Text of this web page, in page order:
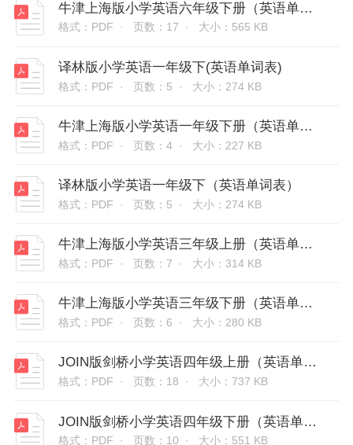
牛津上海版小学英语六年级下册（英语单词表)
格式：PDF · 页数：17 · 大小：565 KB
译林版小学英语一年级下(英语单词表)
格式：PDF · 页数：5 · 大小：274 KB
牛津上海版小学英语一年级下册（英语单词表）
格式：PDF · 页数：4 · 大小：227 KB
译林版小学英语一年级下（英语单词表）
格式：PDF · 页数：5 · 大小：274 KB
牛津上海版小学英语三年级上册（英语单词表）
格式：PDF · 页数：7 · 大小：314 KB
牛津上海版小学英语三年级下册（英语单词表）
格式：PDF · 页数：6 · 大小：280 KB
JOIN版剑桥小学英语四年级上册（英语单词表）
格式：PDF · 页数：18 · 大小：737 KB
JOIN版剑桥小学英语四年级下册（英语单词表）
格式：PDF · 页数：10 · 大小：551 KB